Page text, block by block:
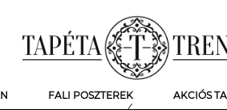
FALI POSZTEREK AKCIÓS